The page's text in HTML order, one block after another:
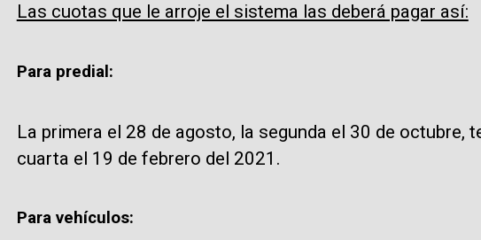
Las cuotas que le arroje el sistema las deberá pagar así:
Para predial:
La primera el 28 de agosto, la segunda el 30 de octubre,
cuarta el 19 de febrero del 2021.
Para vehículos: